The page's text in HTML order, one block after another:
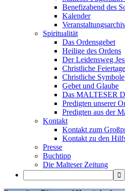
Benefizabend des
Kalender
Spiritualität
Das Ordensgebet
Heilige des Ordens
Der Leidensweg
Christliche Feiertage
Christliche Symbole
Gebet und Glaube
Das MALTESER
Predigten unserer
Predigten aus der
Kontakt
Kontakt zum
Kontakt zu den
Presse
Buchtipp
Die Malteser Zeitung